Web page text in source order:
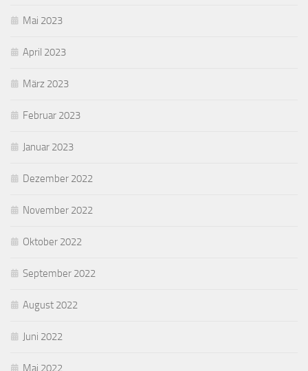
Mai 2023
April 2023
März 2023
Februar 2023
Januar 2023
Dezember 2022
November 2022
Oktober 2022
September 2022
August 2022
Juni 2022